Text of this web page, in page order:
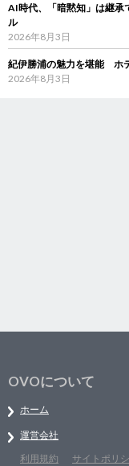
AI時代、「暗黙知」は継
ル
2026年8月3日
紀伊勝浦の魅力を堪能 ホ
2026年8月3日
OVOについて
ホーム
運営会社
利用規約
サイトポリ